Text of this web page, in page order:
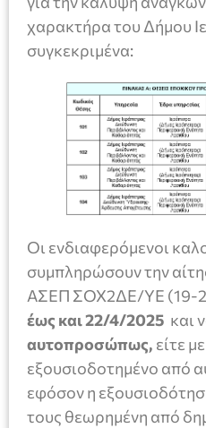
χαρακτήρα του Δήμου
συγκεκριμένα:
Οι ενδιαφερόμενοι
συμπληρώσουν την
ΑΣΕΠ ΣΟΧ2ΔΕ/ΥΕ (19-
έως και 22/4/2025 και
αυτοπροσώπως, είτε
εξουσιοδοτημένο από
εφόσον η
τους θεωρημένη από